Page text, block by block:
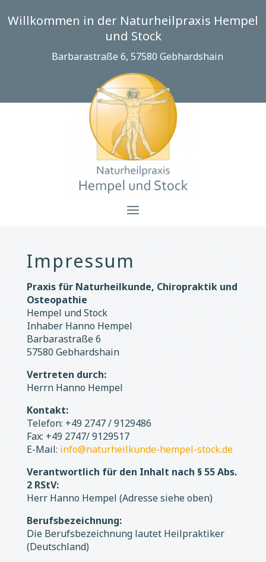
Willkommen in der Naturheilpraxis Hempel
und Stock
Barbarastraße 6, 57580 Gebhardshain
Impressum
Praxis für Naturheilkunde, Chiropraktik und
Osteopathie
Hempel und Stock
Inhaber Hanno Hempel
Barbarastraße 6
57580 Gebhardshain
Vertreten durch:
Herrn Hanno Hempel
Kontakt:
Telefon: +49 2747 / 9129486
Fax: +49 2747/ 9129517
E-Mail: info@naturheilkunde-hempel-stock.de
Verantwortlich für den Inhalt nach § 55 Abs.
2 RStV:
Herr Hanno Hempel (Adresse siehe oben)
Berufsbezeichnung:
Die Berufsbezeichnung lautet Heilpraktiker
(Deutschland)